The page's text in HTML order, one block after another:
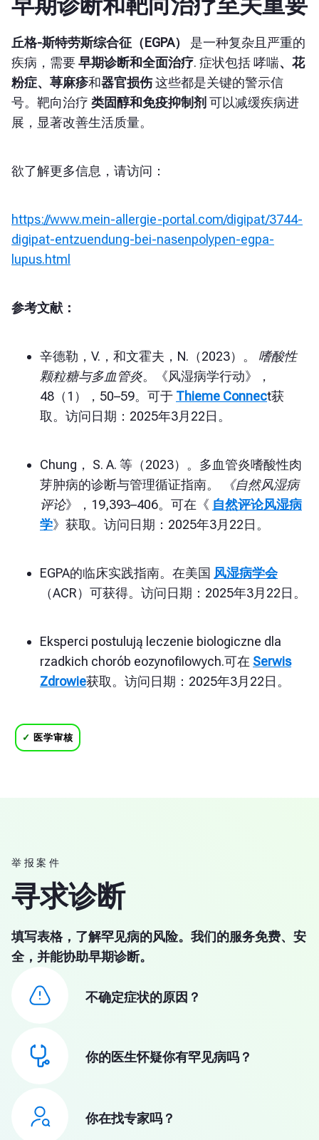
丘格-斯特劳斯综合征（EGPA）
是一种复杂且严重的
疾病，需要早期诊断和全面治疗. 症状包括哮喘、花
粉症、荨麻疹和器官损伤这些都是关键的警示信
号。靶向治疗 类固醇和免疫抑制剂 可以减缓疾病进
展，显著改善生活质量。
欲了解更多信息，请访问：
https://www.mein-allergie-portal.com/digipat/3744-
digipat-entzuendung-bei-nasenpolypen-egpa-
lupus.html
参考文献：
辛德勒，V.，和文霍夫，N.（2023）。 嗜酸性
颗粒糖与多血管炎。《风湿病学行动》，
48（1），50–59。可于 Thieme Connect获
取。访问日期：2025年3月22日。
Chung， S. A. 等（2023）。多血管炎嗜酸性肉
芽肿病的诊断与管理循证指南。
《自然风湿病
评论》，19,393–406。可在《 自然评论风湿病
学》获取。访问日期：2025年3月22日。
EGPA的临床实践指南。在美国 风湿病学会
（ACR）可获得。访问日期：2025年3月22日。
Eksperci postulują leczenie biologiczne dla
rzadkich chorób eozynofilowych.可在 Serwis
Zdrowie获取。访问日期：2025年3月22日。
✓ 医学审核
举报案件
寻求诊断
填写表格，了解罕见病的风险。我们的服务免费、安
全，并能协助早期诊断。
不确定症状的原因？
你的医生怀疑你有罕见病吗？
你在找专家吗？